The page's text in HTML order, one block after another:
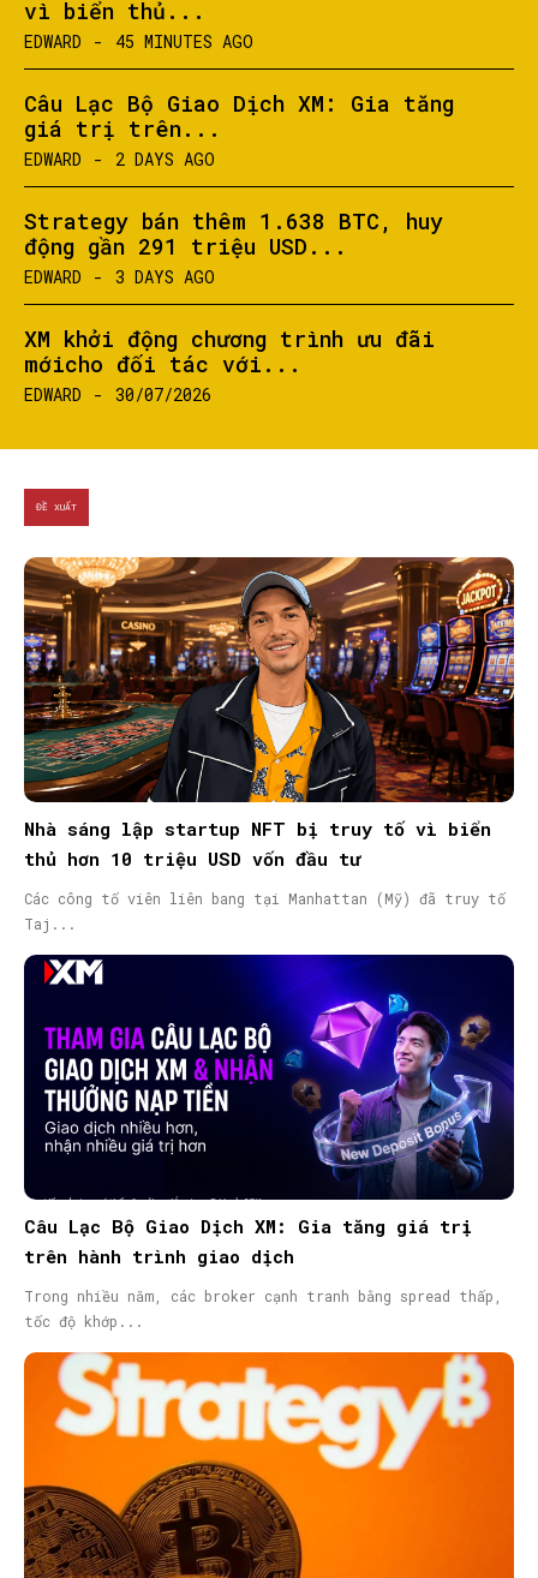
vì biển thủ...
EDWARD - 45 MINUTES AGO
Câu Lạc Bộ Giao Dịch XM: Gia tăng
giá trị trên...
EDWARD - 2 DAYS AGO
Strategy bán thêm 1.638 BTC, huy
động gần 291 triệu USD...
EDWARD - 3 DAYS AGO
XM khởi động chương trình ưu đãi
mớicho đối tác với...
EDWARD - 30/07/2026
ĐỀ XUẤT
Nhà sáng lập startup NFT bị truy tố vì biển
thủ hơn 10 triệu USD vốn đầu tư
Các công tố viên liên bang tại Manhattan (Mỹ) đã truy tố
Taj...
Câu Lạc Bộ Giao Dịch XM: Gia tăng giá trị
trên hành trình giao dịch
Trong nhiều năm, các broker cạnh tranh bằng spread thấp,
tốc độ khớp...